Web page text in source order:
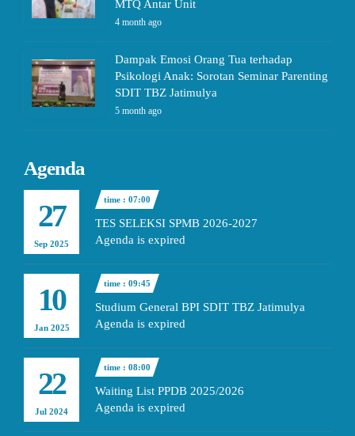
MTQ Antar Unit
4 month ago
Dampak Emosi Orang Tua terhadap
Psikologi Anak: Sorotan Seminar Parenting
SDIT TBZ Jatimulya
5 month ago
Agenda
27
Sep 2025
time : 07:00
TES SELEKSI SPMB 2026-2027
Agenda is expired
10
Jan 2025
time : 09:45
Studium General BPI SDIT TBZ Jatimulya
Agenda is expired
22
Jul 2024
time : 08:00
Waiting List PPDB 2025/2026
Agenda is expired